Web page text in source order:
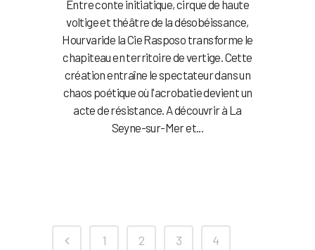
Entre conte initiatique, cirque de haute
voltige et théâtre de la désobéissance,
Hourvaride la Cie Rasposo transforme le
chapiteau en territoire de vertige. Cette
création entraîne le spectateur dans un
chaos poétique où l'acrobatie devient un
acte de résistance. A découvrir à La
Seyne-sur-Mer et...
1 2 3
4